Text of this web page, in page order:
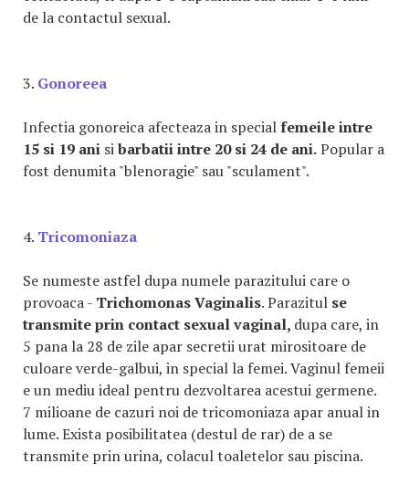
de la contactul sexual.
3. Gonoreea
Infectia gonoreica afecteaza in specialfemeile intre
15 si 19 ani sibarbatii intre 20 si 24 de ani.Popular a
fost denumita "blenoragie" sau "sculament".
4. Tricomoniaza
Se numeste astfel dupa numele parazitului care o
provoaca - Trichomonas Vaginalis. Parazitul se
transmite prin contact sexual vaginal, dupa care, in
5 pana la 28 de zile apar secretii urat mirositoare de
culoare verde-galbui, in special la femei. Vaginul femeii
e un mediu ideal pentru dezvoltarea acestui germene.
7 milioane de cazuri noi de tricomoniaza apar anual in
lume. Exista posibilitatea (destul de rar) de a se
transmite prin urina, colacul toaletelor sau piscina.